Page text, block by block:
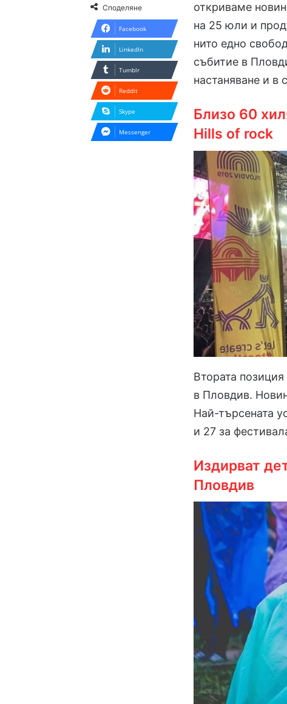
откриваме
на 25 юли и
нито едно
събитие в
настаняване и в
Близо 60
Hills of rock
Втората
в Пловдив.
Най-търсената
и 27 за
Издирват
Пловдив
Споделяне
Facebook
LinkedIn
Tumblr
Reddit
Skype
Messenger